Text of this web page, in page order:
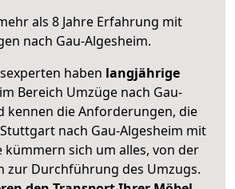
als 8 Jahre Erfahrung mit
nach Gau-Algesheim.
haben langjährige
im Bereich Umzüge nach Gau-
kennen die Anforderungen, die
nach Gau-Algesheim mit
kümmern sich um alles, von der
zur Durchführung des Umzugs.